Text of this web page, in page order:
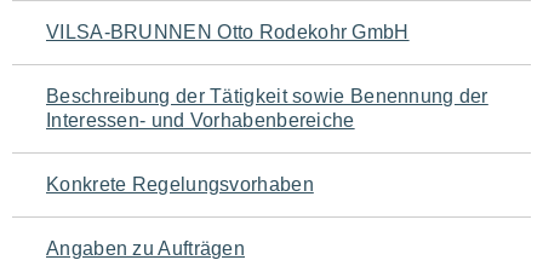
Navigation
für
den
Seiteninhalt
VILSA-BRUNNEN Otto Rodekohr GmbH
Beschreibung der Tätigkeit sowie Benennung der
Interessen- und Vorhabenbereiche
Konkrete Regelungsvorhaben
Angaben zu Aufträgen